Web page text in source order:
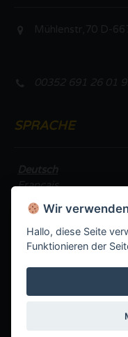
SPRACHE
Français
Powered by
Copyright © Casa
2026 |
Wir
Hallo, diese Seite
Funktionieren der